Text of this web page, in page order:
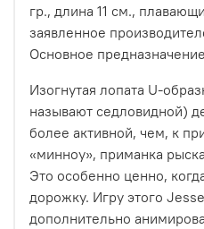
гр., длина 11 см.,
заявленное
Основное
Изогнутая лопата U-
называют седловидной)
более активной, чем, к
«минноу», приманка
Это особенно ценно,
дорожку. Игру этого
дополнительно